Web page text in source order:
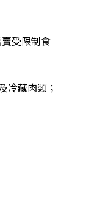
受限制食
冷藏肉類；